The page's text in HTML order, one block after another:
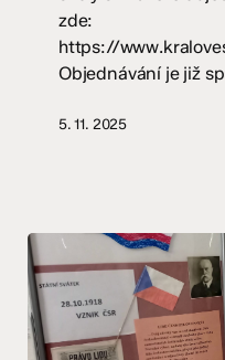
zde:
https://
Objednávání je již
5. 11. 2025